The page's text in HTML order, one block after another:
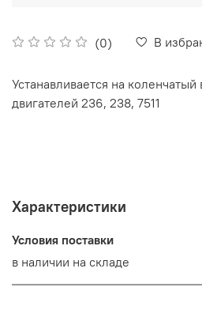
(0) В
Устанавливается на коленчатый
двигателей 236, 238, 7511
Характеристики
Условия поставки
в наличии на складе